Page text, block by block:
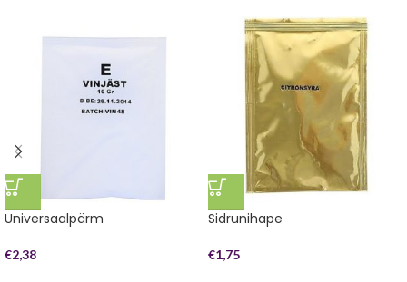
Universaalpärm
€2,38
Sidrunihape
€1,75